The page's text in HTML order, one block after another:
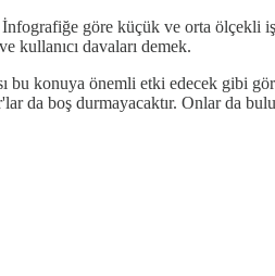
İnfografiğe göre küçük ve orta
kullanıcı davaları demek.
bu konuya önemli etki edecek gibi
da boş durmayacaktır. Onlar da